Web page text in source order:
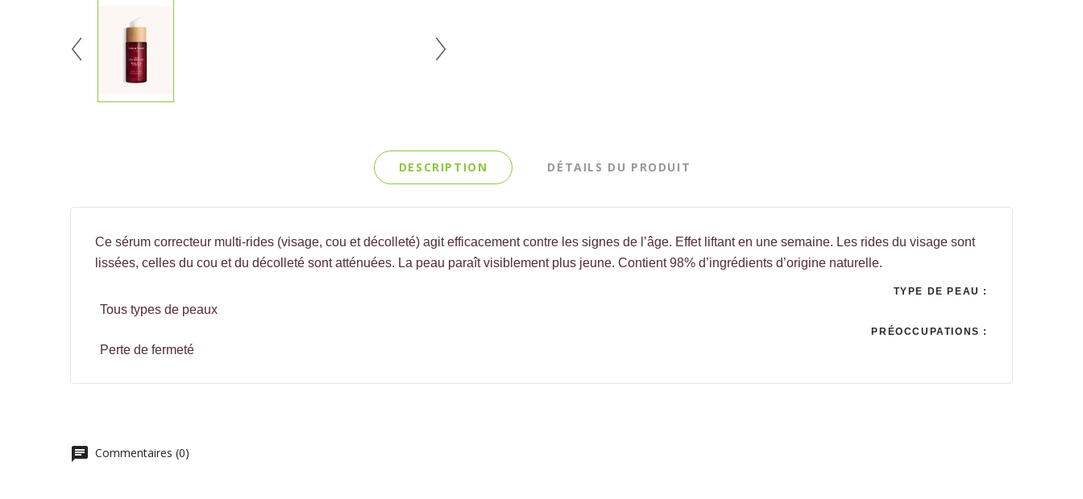
DESCRIPTION DÉTAILS DU PRODUIT
Ce sérum correcteur multi-rides (visage, cou et décolleté) agit efficacement contre les signes de l’âge. Effet liftant en une semaine. Les rides du visage sont
lissées, celles du cou et du décolleté sont atténuées. La peau paraît visiblement plus jeune. Contient 98% d’ingrédients d’origine naturelle.
TYPE DE PEAU :
Tous types de peaux
PRÉOCCUPATIONS :
Perte de fermeté
chat Commentaires (0)